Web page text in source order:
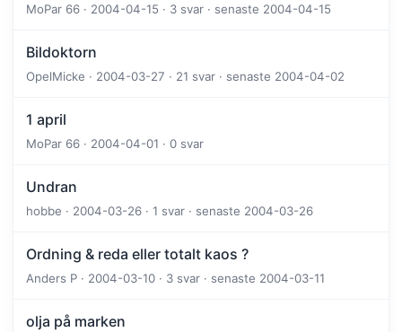
MoPar 66 · 2004-04-15 · 3 svar · senaste 2004-04-15
Bildoktorn
OpelMicke · 2004-03-27 · 21 svar · senaste 2004-04-02
1 april
MoPar 66 · 2004-04-01 · 0 svar
Undran
hobbe · 2004-03-26 · 1 svar · senaste 2004-03-26
Ordning & reda eller totalt kaos ?
Anders P · 2004-03-10 · 3 svar · senaste 2004-03-11
olja på marken